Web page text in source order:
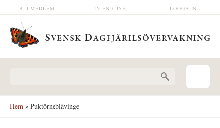
Hoppa till huvudinnehåll LOGGA IN
IN ENGLISH
BLI MEDLEM
Hem » Puktörneblåvinge